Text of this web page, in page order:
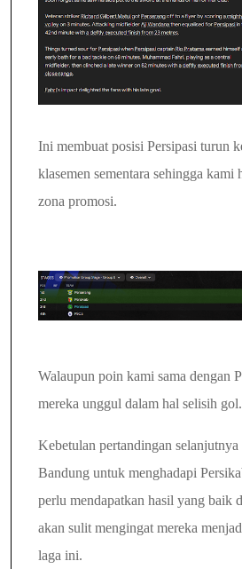
Ini membuat posisi Persipasi turun
klasemen sementara sehingga kami
zona promosi.
Walaupun poin kami sama dengan
mereka unggul dalam hal selisih gol.
Kebetulan pertandingan
Bandung untuk menghadapi
perlu mendapatkan hasil yang baik
akan sulit mengingat mereka
laga ini.